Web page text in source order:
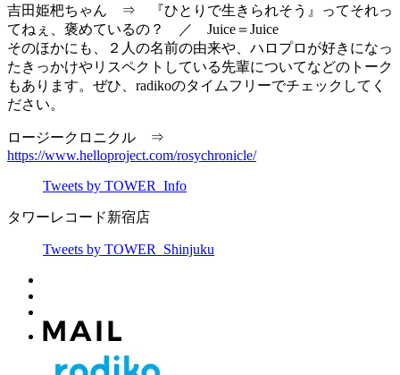
吉田姫杷ちゃん ⇒ 『ひとりで生きられそう』ってそれっ
てねぇ、褒めているの？ ／ Juice＝Juice
そのほかにも、２人の名前の由来や、ハロプロが好きになっ
たきっかけやリスペクトしている先輩についてなどのトーク
もあります。ぜひ、radikoのタイムフリーでチェックしてく
ださい。
ロージークロニクル ⇒
https://www.helloproject.com/rosychronicle/
Tweets by TOWER_Info
タワーレコード新宿店
Tweets by TOWER_Shinjuku